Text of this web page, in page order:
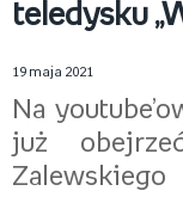
teledysku
19 maja 2021
Na
już